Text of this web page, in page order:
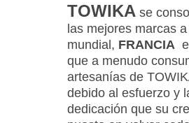
TOWIKA se
las mejores marcas
mundial, FRANCIA
que a menudo
artesanías de
debido al esfuerzo y
dedicación que su